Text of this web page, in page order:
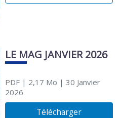
LE MAG JANVIER 2026
PDF| 2,17 Mo | 30 Janvier
2026
Télécharger